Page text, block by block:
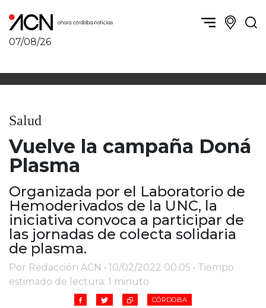
07/08/26
Política y Economía
Córdoba obrera
Ambiente y sustentabilidad
Deportes
Córdoba independiente
Nacionales
Internacionales
Humor
Córdoba, la ciudad
San Francisco y zona
Traslasierra
Alta Gracia
Marcos Juárez
Río Primero
Valle de Calamuchita
Cruz del Eje
Corredor de Ansenuza
La Carlota y zona
Salud
Vuelve la campaña Doná
Plasma
Organizada por el Laboratorio de
Hemoderivados de la UNC, la
iniciativa convoca a participar de
las jornadas de colecta solidaria
de plasma.
Por Redacción ACN • 10/02/2022 00:05 • Tiempo
estimado de lectura: 1 minuto
CÓRDOBA